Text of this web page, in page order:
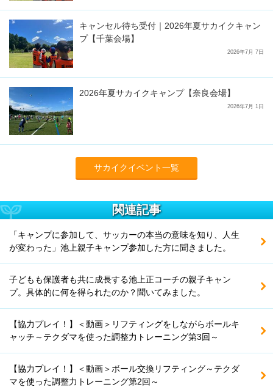
キャンセル待ち受付｜2026年夏サカイクキャン
プ【千葉会場】
2026年7月 7日
2026年夏サカイクキャンプ【奈良会場】
2026年7月 1日
サカイクイベント一覧
関連記事
「キャンプに参加して、サッカーの本当の意味を知り、人生
が変わった」池上親子キャンプ参加した方に聞きました。
子どもも保護者も共に成長する池上正コーチの親子キャン
プ。具体的に何を得られたのか？聞いてみました。
【協力プレイ！】＜動画＞リフティングをしながらボールキ
ャッチ～テクダマを使った調整力トレーニング第3回～
【協力プレイ！】＜動画＞ボール交換リフティング～テクダ
マを使った調整力トレーニング第2回～